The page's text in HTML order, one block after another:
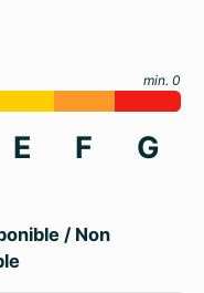
min. 0
E F G
/ Non